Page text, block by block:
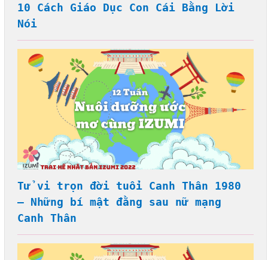
10 Cách Giáo Dục Con Cái Bằng Lời
Nói
Tử vi trọn đời tuổi Canh Thân 1980
– Những bí mật đằng sau nữ mạng
Canh Thân